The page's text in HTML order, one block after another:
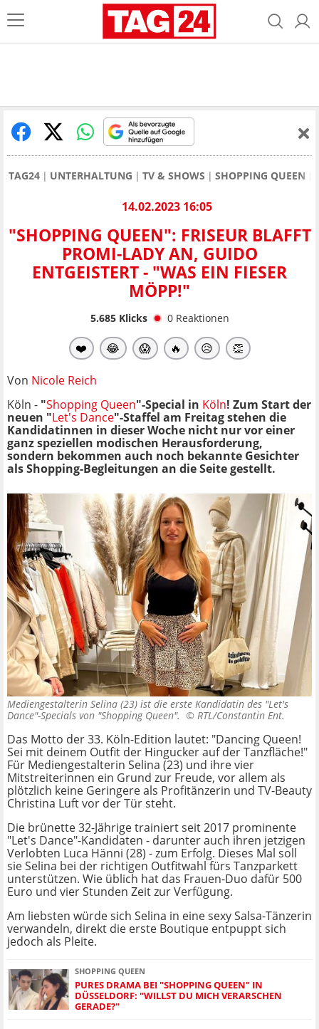
TAG24 UNTERHALTUNG TV & SHOWS SHOPPING QUEEN
14.02.2023 16:05
"SHOPPING QUEEN": FRISEUR BLAFFT
PROMI-LADY AN, GUIDO
ENTGEISTERT - "WAS EIN FIESER
MÖPP!"
5.685Klicks 0 Reaktionen
❤️ 😂 😱 🔥 😥 👏
Von Nicole Reich
Köln - "Shopping Queen"-Special in Köln! Zum Start der
neuen "Let's Dance"-Staffel am Freitag stehen die
Kandidatinnen in dieser Woche nicht nur vor einer
ganz speziellen modischen Herausforderung,
sondern bekommen auch noch bekannte Gesichter
als Shopping-Begleitungen an die Seite gestellt.
Mediengestalterin Selina (23) ist die erste Kandidatin des "Let's
Dance"-Specials von "Shopping Queen". © RTL/Constantin Ent.
Das Motto der 33. Köln-Edition lautet: "Dancing Queen!
Sei mit deinem Outfit der Hingucker auf der Tanzfläche!"
Für Mediengestalterin Selina (23) und ihre vier
Mitstreiterinnen ein Grund zur Freude, vor allem als
plötzlich keine Geringere als Profitänzerin und TV-Beauty
Christina Luft vor der Tür steht.
Die brünette 32-Jährige trainiert seit 2017 prominente
"Let's Dance"-Kandidaten - darunter auch ihren jetzigen
Verlobten Luca Hänni (28) - zum Erfolg. Dieses Mal soll
sie Selina bei der richtigen Outfitwahl fürs Tanzparkett
unterstützen. Wie üblich hat das Frauen-Duo dafür 500
Euro und vier Stunden Zeit zur Verfügung.
Am liebsten würde sich Selina in eine sexy Salsa-Tänzerin
verwandeln, direkt die erste Boutique entpuppt sich
jedoch als Pleite.
SHOPPING QUEEN
PURES DRAMA BEI "SHOPPING QUEEN" IN
DÜSSELDORF: "WILLST DU MICH VERARSCHEN
GERADE?"